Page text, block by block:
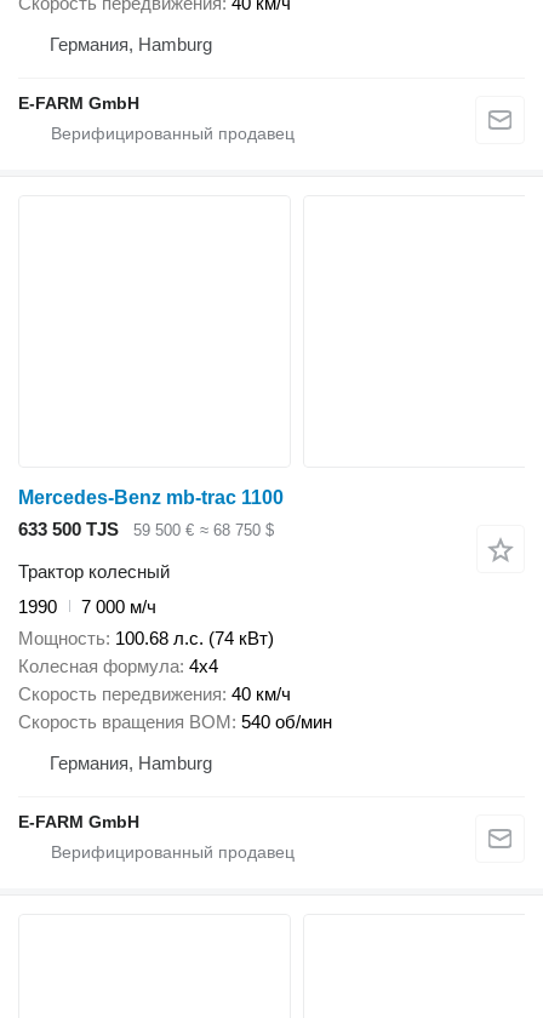
Германия, Hamburg
E-FARM GmbH
Mercedes-Benz mb-trac 1100
633 500 TJS
59 500 € ≈ 68 750 $
Трактор колесный
1990
7 000 м/ч
Мощность 100.68 л.с. (74 кВт)
Колесная формула 4x4
Скорость передвижения 40 км/ч
Скорость вращения ВОМ 540 об/мин
Германия, Hamburg
E-FARM GmbH